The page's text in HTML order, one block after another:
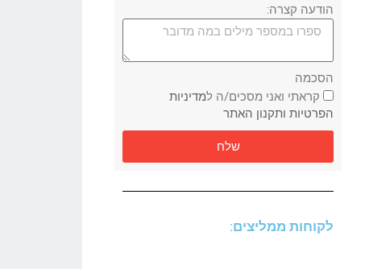
הודעה קצרה:
הסכמה
קראתי ואני מסכים/ה למדיניות
הפרטיות ותקנון האתר
שלח
לקוחות ממליצים: